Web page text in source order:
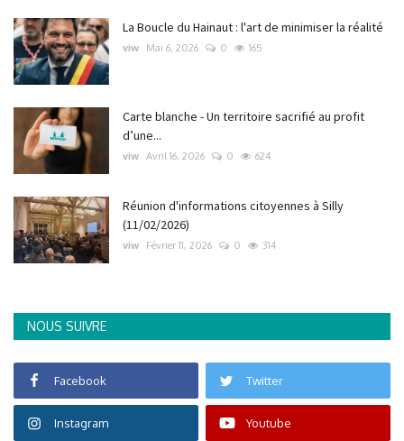
La Boucle du Hainaut : l'art de minimiser la réalité
viw Mai 6, 2026 0 165
Carte blanche - Un territoire sacrifié au profit
d’une...
viw Avril 16, 2026 0 624
Réunion d'informations citoyennes à Silly
(11/02/2026)
viw Février 11, 2026 0 314
NOUS SUIVRE
Facebook Twitter
Instagram Youtube